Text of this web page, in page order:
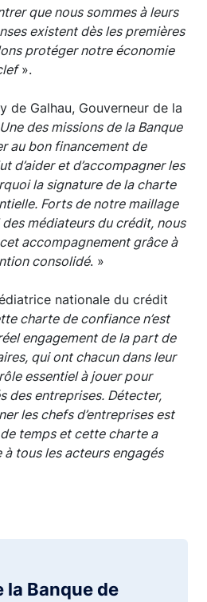
que nous sommes à leurs
existent dès les premières
protéger notre économie
».
de Galhau, Gouverneur de la
Une des missions de la Banque
au bon financement de
d’aider et d’accompagner les
la signature de la charte
Forts de notre maillage
médiateurs du crédit, nous
accompagnement grâce à
consolidé. »
nationale du crédit
charte de confiance n’est
engagement de la part de
qui ont chacun dans leur
essentiel à jouer pour
des entreprises. Détecter,
les chefs d’entreprises est
temps et cette charte a
tous les acteurs engagés
la Banque de